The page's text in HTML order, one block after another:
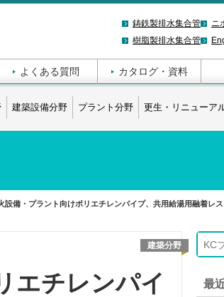
鋳鉄製排水集合管
ニ
樹脂製排水集合管
よくある質問 カタログ・資料
建築設備分野 プラント分野 更生・リニューア
設備・プラント向けポリエチレンパイプ、共用給湯用融着レ
建築分野
エチレンパイ
最